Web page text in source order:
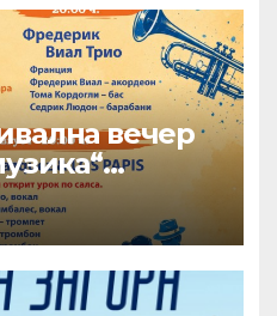
вечер
Виал